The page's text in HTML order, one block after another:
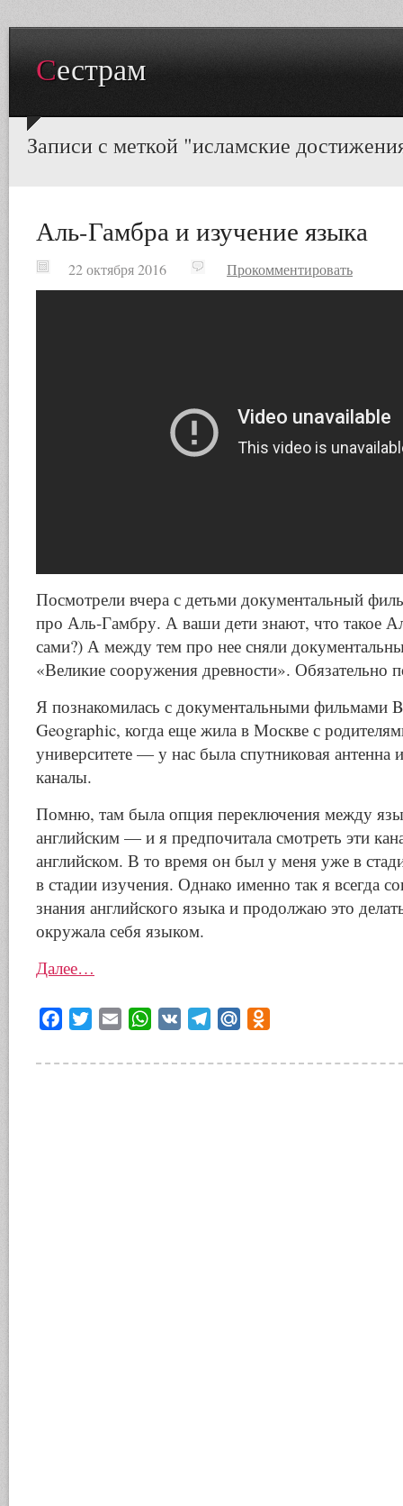
Сестрам
Записи с меткой "исламские
Аль-Гамбра и изучение языка
22 октября 2016 Прокомментировать
Посмотрели вчера с детьми документальный
про Аль-Гамбру. А ваши дети знают, что такое
сами?) А между тем про нее сняли
«Великие сооружения древности». Обязательно
Я познакомилась с документальными фильмами
Geographic, когда еще жила в Москве с
университете — у нас была спутниковая антенна
каналы.
Помню, там была опция переключения между
английским — и я предпочитала смотреть эти
английском. В то время он был у меня уже в
в стадии изучения. Однако именно так я всегда
знания английского языка и продолжаю это
окружала себя языком.
Далее…
Facebook
Twitter Email WhatsApp
VK TelegramMail.Ru